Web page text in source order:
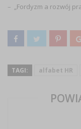
– „Fordyzm a rozwój
TAGI: alfabet HR